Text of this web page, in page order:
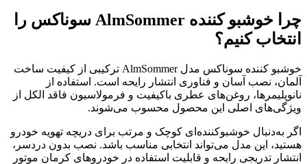
چرا خوشبو کننده AlmSommer سوناکس را
انتخاب کنیم؟
خوشبو کننده سوناکس مدل AlmSommer ترکیبی از کیفیت ساخت
آلمان، نصب آسان و فناوری انتشار رایحه است. استفاده از
نانوپلیمرها، روغن‌های عطری باکیفیت و فرمولاسیون فاقد الکل از
ویژگی‌های اصلی این محصول محسوب می‌شوند.
اگر به‌دنبال خوشبوکننده‌ای کوچک و مرتب برای دریچه تهویه خودرو
هستید، این مدل می‌تواند انتخابی مناسب باشد. نصب بدون دردسر،
انتشار تدریجی رایحه و قابلیت استفاده در خودروهای کرمان موتور